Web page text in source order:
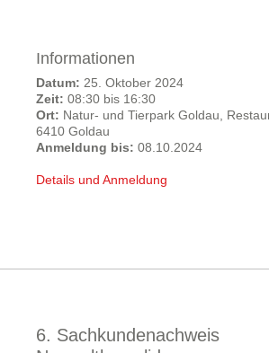
Informationen
Datum: 25. Oktober 2024
Zeit: 08:30 bis 16:30
Ort: Natur- und Tierpark Goldau,
6410 Goldau
Anmeldung bis: 08.10.2024
Details und Anmeldung
6. Sachkundenachweis